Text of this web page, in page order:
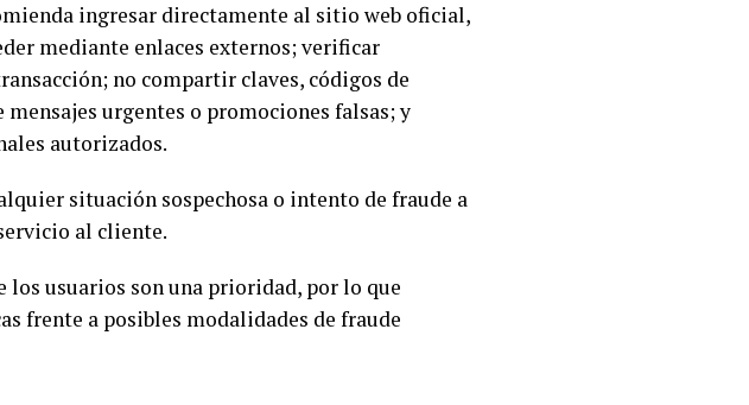
ingresar directamente al sitio web oficial,
mediante enlaces externos; verificar
no compartir claves, códigos de
urgentes o promociones falsas; y
autorizados.
situación sospechosa o intento de fraude a
al cliente.
usuarios son una prioridad, por lo que
frente a posibles modalidades de fraude